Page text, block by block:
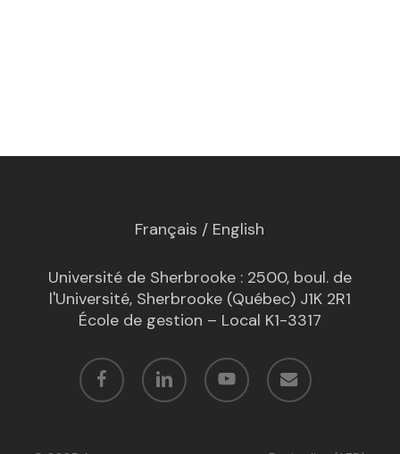
Français / English
Université de Sherbrooke : 2500, boul. de
l'Université, Sherbrooke (Québec) J1K 2R1
École de gestion – Local K1-3317
facebook linkedin youtube email